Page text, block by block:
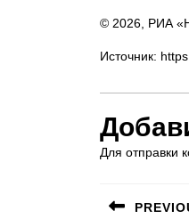
© 2026, РИА
Источник:
Для отправки